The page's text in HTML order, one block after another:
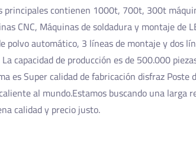
principales contienen 1000t, 700t, 300t
CNC, Máquinas de soldadura y montaje de
polvo automático, 3 líneas de montaje y dos
capacidad de producción es de 500.000
es Super calidad de fabricacióndisfraz Poste
al mundo.Estamos buscando una larga
calidad y precio justo.